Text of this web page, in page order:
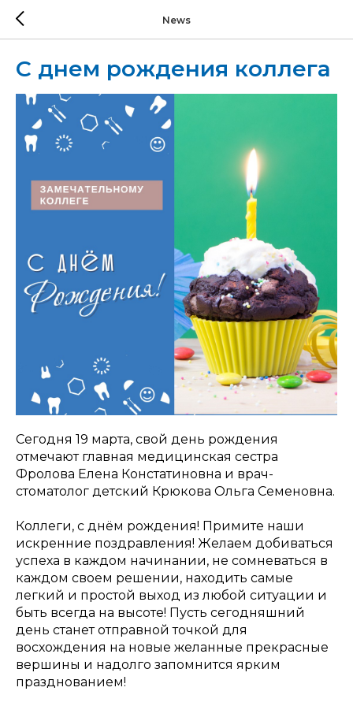
News
С днем рождения коллега
Сегодня 19 марта, свой день рождения
отмечают главная медицинская сестра
Фролова Елена Констатиновна и врач-
стоматолог детский Крюкова Ольга Семеновна.
Коллеги, с днём рождения! Примите наши
искренние поздравления! Желаем добиваться
успеха в каждом начинании, не сомневаться в
каждом своем решении, находить самые
легкий и простой выход из любой ситуации и
быть всегда на высоте! Пусть сегодняшний
день станет отправной точкой для
восхождения на новые желанные прекрасные
вершины и надолго запомнится ярким
празднованием!